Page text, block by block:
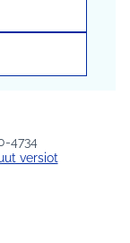
4734
versiot